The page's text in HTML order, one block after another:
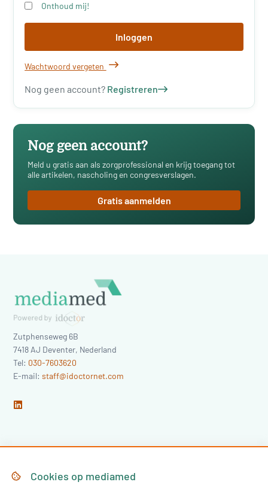
Onthoud mij!
Inloggen
Wachtwoord vergeten
Nog geen account? Registreren
Nog geen account?
Meld u gratis aan als zorgprofessional en krijg toegang tot
alle artikelen, nascholing en congresverslagen.
Gratis aanmelden
Zutphenseweg 6B
7418 AJ Deventer, Nederland
Tel: 030-7603620
E-mail:staff@idoctornet.com
HomeCookies op mediamed